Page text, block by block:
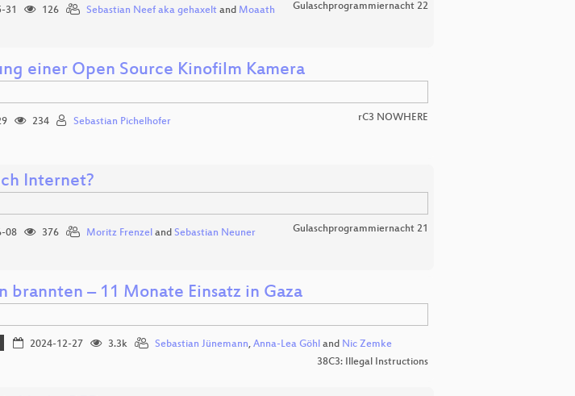
31 126 Sebastian Neef aka gehaxeltand Moaath Gulaschprogrammiernacht 22
einer Open Source Kinofilm Kamera
234 Sebastian Pichelhofer rC3 NOWHERE
Internet?
08 376 Moritz Frenzel and Sebastian Neuner Gulaschprogrammiernacht 21
brannten – 11 Monate Einsatz in Gaza
2024-12-27 3.3k Sebastian Jünemann, Anna-Lea Göhl and Nic Zemke
38C3: Illegal Instructions